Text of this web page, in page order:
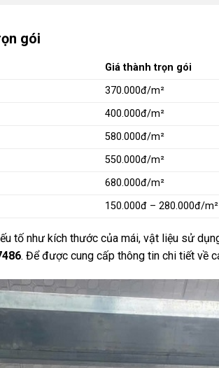
gói
Giá thành trọn gói
370.000đ/m²
400.000đ/m²
580.000đ/m²
550.000đ/m²
680.000đ/m²
150.000đ – 280.000đ/m²
tố như kích thước của mái, vật liệu sử
. Để được cung cấp thông tin chi tiết về